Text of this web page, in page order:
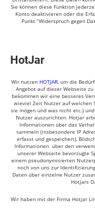
Sie können diese Funktion
Konto deaktivieren oder die
Punkt “Widerspruch gegen
HotJar
Wir nutzen HOTJAR, um die
Angebot auf dieser Webseite
bekommen wir eine besseres
wieviel Zeit Nutzer auf welchen
sie mögen und was nicht etc.)
Nutzer auszurichten. Hotjar
Informationen über das
sammeln (insbesondere IP
erfasst und gespeichert),
Informationen über den
unserer Webseite bevorzugte
einem pseudonymisierten
noch von uns zur
Daten über einzelne Nutzer
Hotjars
Wir haben mit der Firma Hotjar